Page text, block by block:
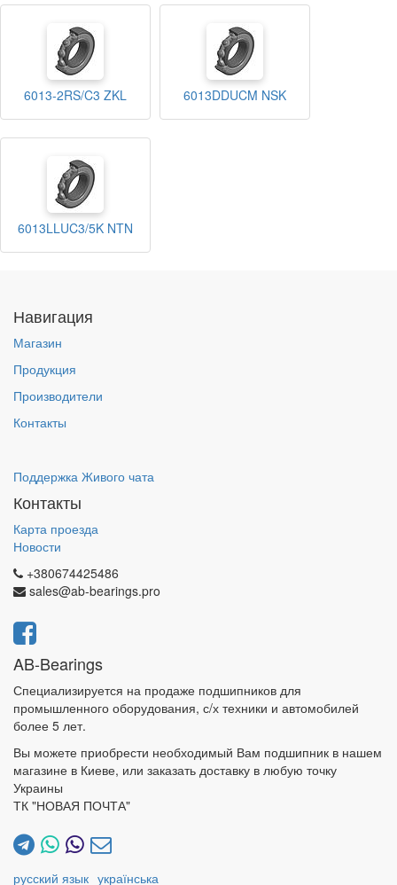
6013-2RS/C3 ZKL 6013DDUCM NSK
6013LLUC3/5K NTN
Навигация
Магазин
Продукция
Производители
Контакты
Поддержка Живого чата
Контакты
Карта проезда
Новости
+380674425486
sales@ab-bearings.pro
AB-Bearings
Специализируется на продаже подшипников для
промышленного оборудования, с/х техники и автомобилей
более 5 лет.
Вы можете приобрести необходимый Вам подшипник в нашем
магазине в Киеве, или заказать доставку в любую точку
Украины
ТК "НОВАЯ ПОЧТА"
русский язык українська